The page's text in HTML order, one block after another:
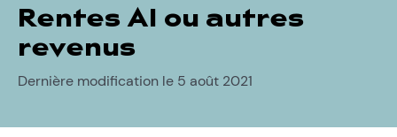
Rentes AI ou autres
revenus
Dernière modification le 5 août 2021